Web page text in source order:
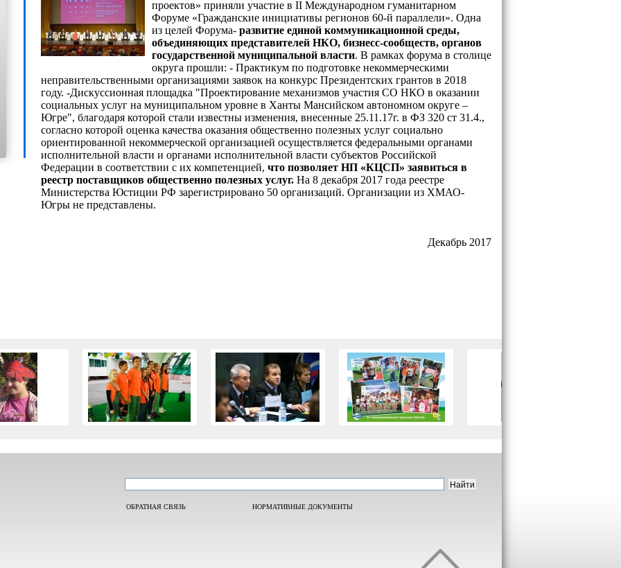
Идет загрузка..
проектов» приняли участие в II Международном гуманитарном
Форуме «Гражданские инициативы регионов 60-й параллели». Одна
из целей Форума- развитие единой коммуникационной среды,
объединяющих представителей НКО, бизнесс-сообществ, органов
государственной муниципальной власти. В рамках форума в столице
округа прошли: - Практикум по подготовке некоммерческими
неправительственными организациями заявок на конкурс Президентских грантов в 2018
году. -Дискуссионная площадка "Проектирование механизмов участия СО НКО в оказании
социальных услуг на муниципальном уровне в Ханты Мансийском автономном округе –
Югре", благодаря которой стали известны изменения, внесенные 25.11.17г. в ФЗ 320 ст 31.4.,
согласно которой оценка качества оказания общественно полезных услуг социально
ориентированной некоммерческой организацией осуществляется федеральными органами
исполнительной власти и органами исполнительной власти субъектов Российской
Федерации в соответствии с их компетенцией, что позволяет НП «КЦСП» заявиться в
реестр поставщиков общественно полезных услуг. На 8 декабря 2017 года реестре
Министерства Юстиции РФ зарегистрировано 50 организаций. Организации из ХМАО-
Югры не представлены.
Декабрь 2017
ОБРАТНАЯ СВЯЗЬ НОРМАТИВНЫЕ ДОКУМЕНТЫ